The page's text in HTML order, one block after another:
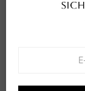
MELDEN SIE